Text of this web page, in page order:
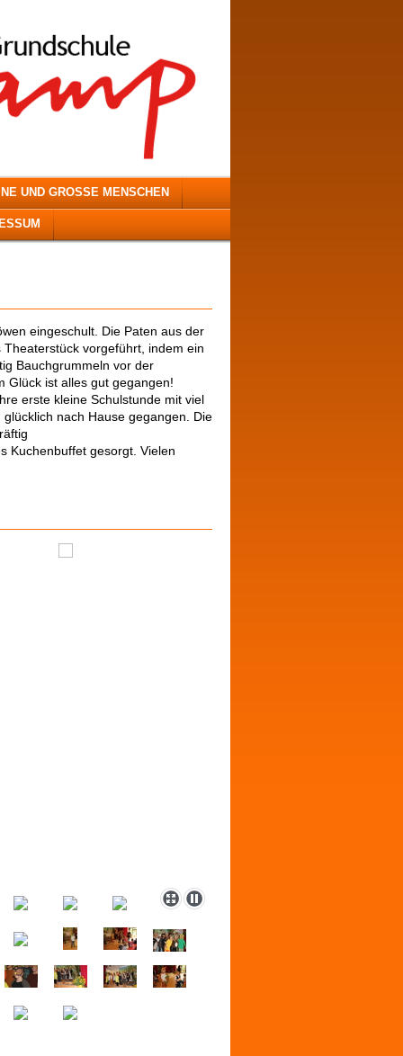
UND GROSSE MENSCHEN
eingeschult. Die Paten aus der
vorgeführt, indem ein
Bauchgrummeln vor der
Glück ist alles gut gegangen!
erste kleine Schulstunde mit viel
nach Hause gegangen. Die
Kuchenbuffet gesorgt. Vielen